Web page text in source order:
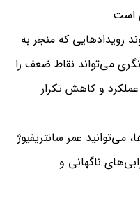
است.
رویدادهایی که منجر به
می‌تواند نقاط ضعف را
و کاهش تکرار
می‌توانید عمر سانتریفیوژ
ناگهانی و